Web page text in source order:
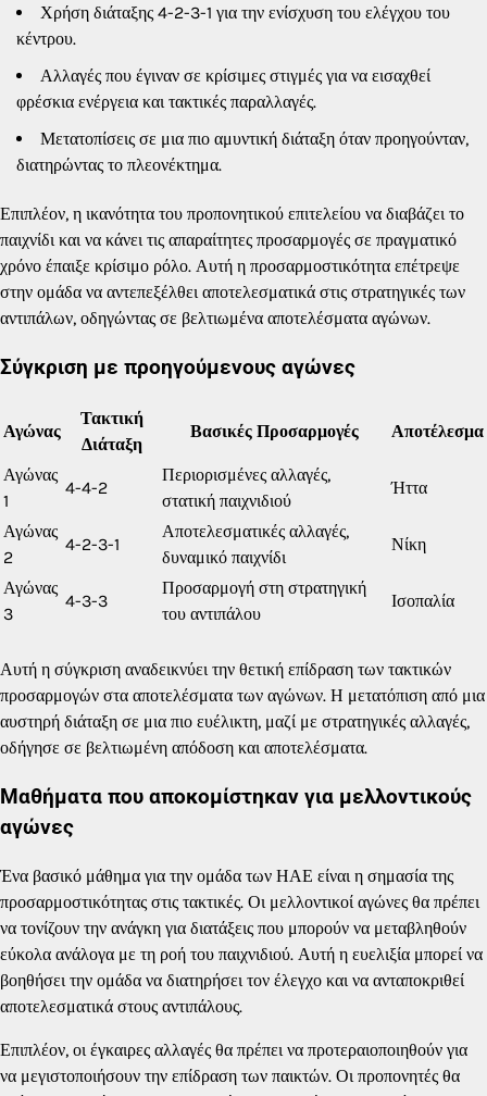
Χρήση διάταξης 4-2-3-1 για την ενίσχυση του ελέγχου του
κέντρου.
Αλλαγές που έγιναν σε κρίσιμες στιγμές για να εισαχθεί
φρέσκια ενέργεια και τακτικές παραλλαγές.
Μετατοπίσεις σε μια πιο αμυντική διάταξη όταν προηγούνταν,
διατηρώντας το πλεονέκτημα.
Επιπλέον, η ικανότητα του προπονητικού επιτελείου να διαβάζει το
παιχνίδι και να κάνει τις απαραίτητες προσαρμογές σε πραγματικό
χρόνο έπαιξε κρίσιμο ρόλο. Αυτή η προσαρμοστικότητα επέτρεψε
στην ομάδα να αντεπεξέλθει αποτελεσματικά στις στρατηγικές των
αντιπάλων, οδηγώντας σε βελτιωμένα αποτελέσματα αγώνων.
Σύγκριση με προηγούμενους αγώνες
Αγώνας
Τακτική
Διάταξη
Βασικές Προσαρμογές Αποτέλεσμα
Αγώνας
1
4-4-2
Περιορισμένες αλλαγές,
στατική παιχνιδιού
Ήττα
Αγώνας
2
4-2-3-1
Αποτελεσματικές αλλαγές,
δυναμικό παιχνίδι
Νίκη
Αγώνας
3
4-3-3
Προσαρμογή στη στρατηγική
του αντιπάλου
Ισοπαλία
Αυτή η σύγκριση αναδεικνύει την θετική επίδραση των τακτικών
προσαρμογών στα αποτελέσματα των αγώνων. Η μετατόπιση από μια
αυστηρή διάταξη σε μια πιο ευέλικτη, μαζί με στρατηγικές αλλαγές,
οδήγησε σε βελτιωμένη απόδοση και αποτελέσματα.
Μαθήματα που αποκομίστηκαν για μελλοντικούς
αγώνες
Ένα βασικό μάθημα για την ομάδα των ΗΑΕ είναι η σημασία της
προσαρμοστικότητας στις τακτικές. Οι μελλοντικοί αγώνες θα πρέπει
να τονίζουν την ανάγκη για διατάξεις που μπορούν να μεταβληθούν
εύκολα ανάλογα με τη ροή του παιχνιδιού. Αυτή η ευελιξία μπορεί να
βοηθήσει την ομάδα να διατηρήσει τον έλεγχο και να ανταποκριθεί
αποτελεσματικά στους αντιπάλους.
Επιπλέον, οι έγκαιρες αλλαγές θα πρέπει να προτεραιοποιηθούν για
να μεγιστοποιήσουν την επίδραση των παικτών. Οι προπονητές θα